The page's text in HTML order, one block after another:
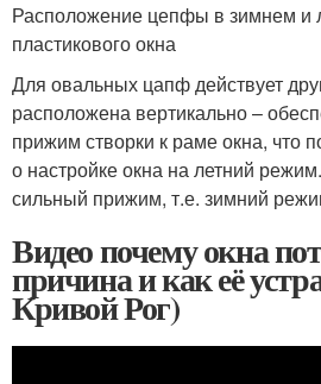
Расположение цепфы в зимнем и
пластикового окна
Для овальных цапф действует
расположена вертикально –
прижим створки к раме окна, что
о настройке окна на летний
сильный прижим, т.е. зимний
Видео почему окна
причина и как её
Кривой Рог)